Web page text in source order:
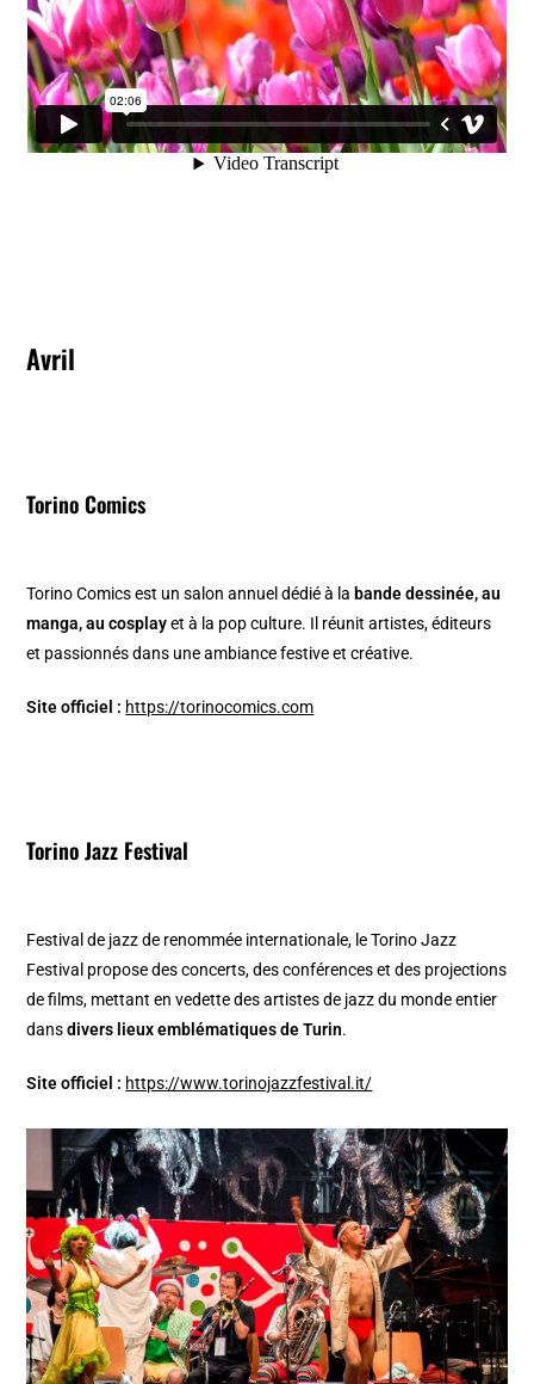
Avril
Torino Comics
Torino Comics est un salon annuel dédié à la bande dessinée, au
manga, au cosplayet à la pop culture. Il réunit artistes, éditeurs
et passionnés dans une ambiance festive et créative.
Site officiel : https://torinocomics.com
Torino Jazz Festival
Festival de jazz de renommée internationale, le Torino Jazz
Festival propose des concerts, des conférences et des projections
de films, mettant en vedette des artistes de jazz du monde entier
dansdivers lieux emblématiques de Turin. ​
Site officiel : https://www.torinojazzfestival.it/